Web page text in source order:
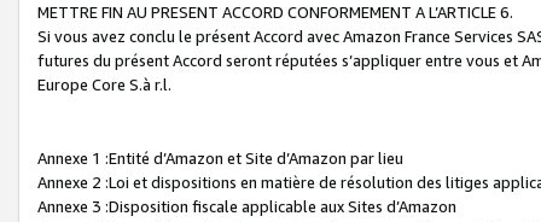
METTRE FIN AU PRESENT ACCORD CONFORMEMENT A L’ARTICLE 6.
Si vous avez conclu le présent Accord avec Amazon France Services
futures du présent Accord seront réputées s’appliquer entre vous et
Europe Core S.à r.l.
Annexe 1 :Entité d’Amazon et Site d’Amazon par lieu
Annexe 2 :Loi et dispositions en matière de résolution des litiges
Annexe 3 :Disposition fiscale applicable aux Sites d’Amazon